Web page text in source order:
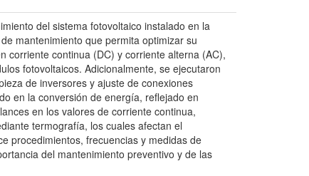
del sistema fotovoltaico instalado en la
mantenimiento que permita optimizar su
corriente continua (DC) y corriente alterna (AC),
fotovoltaicos. Adicionalmente, se ejecutaron
de inversores y ajuste de conexiones
en la conversión de energía, reflejado en
en los valores de corriente continua,
termografía, los cuales afectan el
procedimientos, frecuencias y medidas de
del mantenimiento preventivo y de las